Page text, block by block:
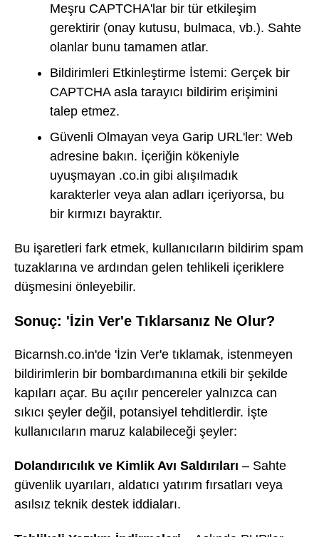
Meşru CAPTCHA'lar bir tür etkileşim
gerektirir (onay kutusu, bulmaca, vb.). Sahte
olanlar bunu tamamen atlar.
Bildirimleri Etkinleştirme İstemi: Gerçek bir
CAPTCHA asla tarayıcı bildirim erişimini
talep etmez.
Güvenli Olmayan veya Garip URL'ler: Web
adresine bakın. İçeriğin kökeniyle
uyuşmayan .co.in gibi alışılmadık
karakterler veya alan adları içeriyorsa, bu
bir kırmızı bayraktır.
Bu işaretleri fark etmek, kullanıcıların bildirim spam
tuzaklarına ve ardından gelen tehlikeli içeriklere
düşmesini önleyebilir.
Sonuç: 'İzin Ver'e Tıklarsanız Ne Olur?
Bicarnsh.co.in'de 'İzin Ver'e tıklamak, istenmeyen
bildirimlerin bir bombardımanına etkili bir şekilde
kapıları açar. Bu açılır pencereler yalnızca can
sıkıcı şeyler değil, potansiyel tehditlerdir. İşte
kullanıcıların maruz kalabileceği şeyler:
Dolandırıcılık ve Kimlik Avı Saldırıları – Sahte
güvenlik uyarıları, aldatıcı yatırım fırsatları veya
asılsız teknik destek iddiaları.